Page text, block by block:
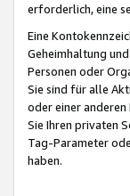
erforderlich, eine
Eine
Geheimhaltung
Personen oder
Sie sind für alle
oder einer
Sie Ihren privaten
Tag-Parameter
haben.